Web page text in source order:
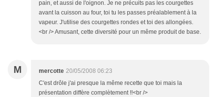
pain, et aussi de l'oignon. Je ne précuits pas les courgettes
avant la cuisson au four, toi tu les passes préalablement à la
vapeur. J'utilise des courgettes rondes et toi des allongées.
<br /> Amusant, cette diversité pour un même produit de base.
M mercotte 20/05/2008 06:23
C'est drôle j'ai presque la même recette que toi mais la
présentation diffère complètement !!<br />